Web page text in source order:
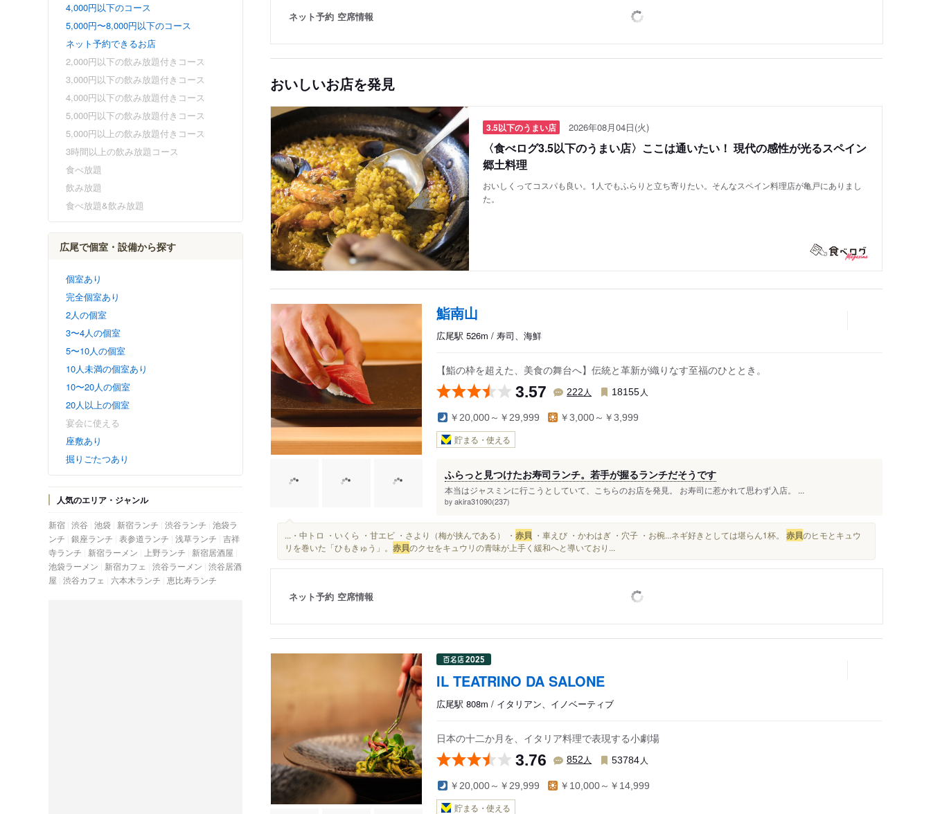
4,000円以下のコース
5,000円〜8,000円以下のコース
ネット予約できるお店
2,000円以下の飲み放題付きコース
3,000円以下の飲み放題付きコース
4,000円以下の飲み放題付きコース
5,000円以下の飲み放題付きコース
5,000円以上の飲み放題付きコース
3時間以上の飲み放題コース
食べ放題
飲み放題
食べ放題&飲み放題
広尾で個室・設備から探す
個室あり
完全個室あり
2人の個室
3〜4人の個室
5〜10人の個室
10人未満の個室あり
10〜20人の個室
20人以上の個室
宴会に使える
座敷あり
掘りごたつあり
人気のエリア・ジャンル
新宿 渋谷 池袋 新宿ランチ 渋谷ランチ 池袋ラ
ンチ 銀座ランチ 表参道ランチ 浅草ランチ 吉祥
寺ランチ
新宿ラーメン 上野ランチ
新宿居酒屋
池袋ラーメン
新宿カフェ 渋谷ラーメン 渋谷居酒
屋 渋谷カフェ 六本木ランチ 恵比寿ランチ
ネット予約 空席情報
おいしいお店を発見
3.5以下のうまい店 2026年08月04日(火)
〈食べログ3.5以下のうまい店〉ここは通いたい！ 現代の感性が光るスペイン
郷土料理
おいしくってコスパも良い。1人でもふらりと立ち寄りたい。そんなスペイン料理店が亀戸にありまし
た。
鮨南山
広尾駅 526m / 寿司、海鮮
【鮨の枠を超えた、美食の舞台へ】伝統と革新が織りなす至福のひととき。
3.57 222 人 18155 人
￥20,000～￥29,999 ￥3,000～￥3,999
貯まる・使える
ふらっと見つけたお寿司ランチ。若手が握るランチだそうです
本当はジャスミンに行こうとしていて、こちらのお店を発見。 お寿司に惹かれて思わず入店。 ...
by akira31090(237)
...・中トロ ・いくら ・甘エビ ・さより（梅が挟んである） ・ 赤貝 ・車えび ・かわはぎ ・穴子 ・お椀...ネギ好きとしては堪らん1杯。 赤貝のヒモとキュウ
リを巻いた「ひもきゅう」。 赤貝のクセをキュウリの青味が上手く緩和へと導いており...
ネット予約 空席情報
IL TEATRINO DA SALONE
広尾駅 808m / イタリアン、イノベーティブ
日本の十二か月を、イタリア料理で表現する小劇場
3.76 852 人 53784 人
￥20,000～￥29,999 ￥10,000～￥14,999
貯まる・使える